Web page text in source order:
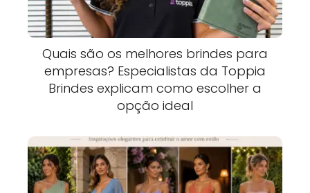
Quais são os melhores brindes para
empresas? Especialistas da Toppia
Brindes explicam como escolher a
opção ideal